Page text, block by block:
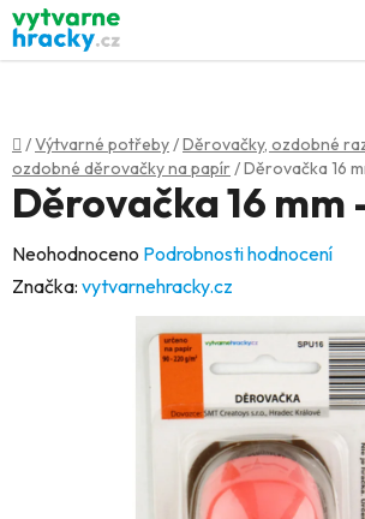
Přejít
na
obsah
Domů
/Výtvarné potřeby/Děrovačky, ozdobné
ozdobné děrovačky na papír/Děrovačka 16
Děrovačka 16 mm
Průměrné
hodnocení
Neohodnoceno Podrobnosti hodnocení
Značka: vytvarnehracky.cz